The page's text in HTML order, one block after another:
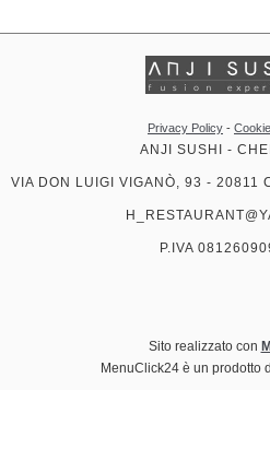
Privacy Policy -
ANJI SUSHI -
VIA DON LUIGI VIGANÒ, 93 - 20811
P.IVA
Sito realizzato con
MenuClick24 è un prodotto